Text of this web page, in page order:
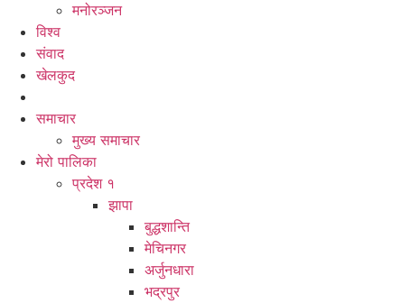
मनोरञ्जन
विश्व
संवाद
खेलकुद
समाचार
मुख्य समाचार
मेरो पालिका
प्रदेश १
झापा
बुद्धशान्ति
मेचिनगर
अर्जुनधारा
भद्रपुर